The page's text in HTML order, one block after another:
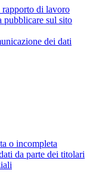
di lavoro
pubblicare sul sito
dei dati
o incompleta
da parte dei titolari